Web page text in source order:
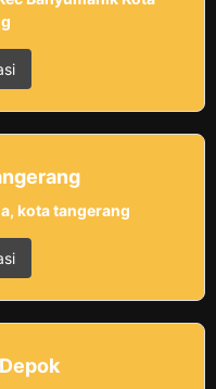
kota tangerang